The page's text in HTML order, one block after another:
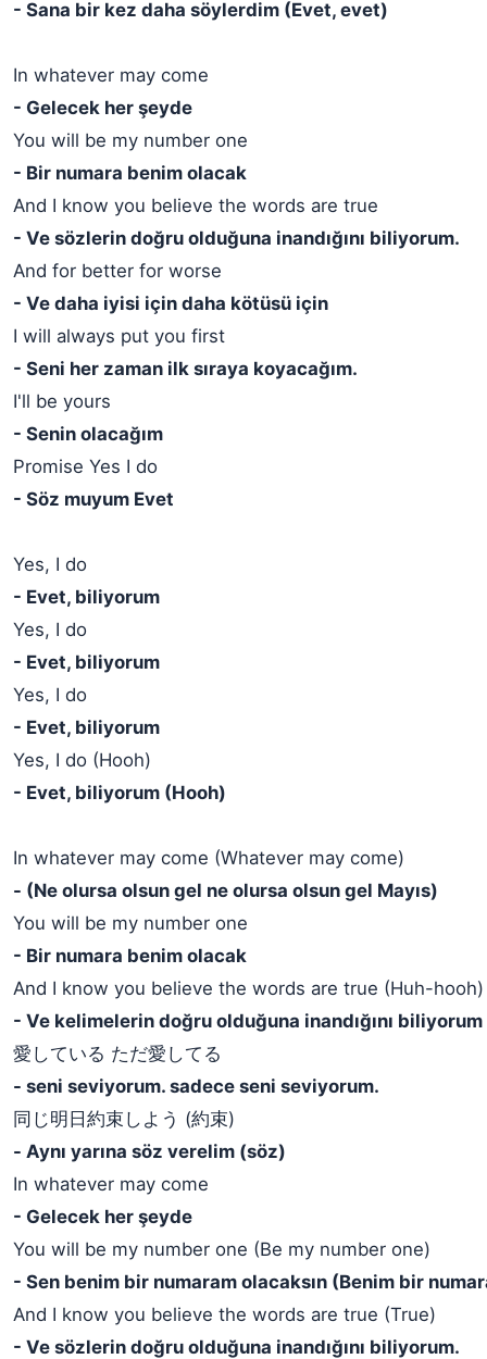
- Sana bir kez daha söylerdim (Evet, evet)
In whatever may come
- Gelecek her şeyde
You will be my number one
- Bir numara benim olacak
And I know you believe the words are true
- Ve sözlerin doğru olduğuna inandığını biliyorum.
And for better for worse
- Ve daha iyisi için daha kötüsü için
I will always put you first
- Seni her zaman ilk sıraya koyacağım.
I'll be yours
- Senin olacağım
Promise Yes I do
- Söz muyum Evet
Yes, I do
- Evet, biliyorum
Yes, I do
- Evet, biliyorum
Yes, I do
- Evet, biliyorum
Yes, I do (Hooh)
- Evet, biliyorum (Hooh)
In whatever may come (Whatever may come)
- (Ne olursa olsun gel ne olursa olsun gel Mayıs)
You will be my number one
- Bir numara benim olacak
And I know you believe the words are true (Huh-hooh)
- Ve kelimelerin doğru olduğuna inandığını
愛している ただ愛してる
- seni seviyorum. sadece seni seviyorum.
同じ明日約束しよう (約束)
- Aynı yarına söz verelim (söz)
In whatever may come
- Gelecek her şeyde
You will be my number one (Be my number one)
- Sen benim bir numaram olacaksın (Benim bir
And I know you believe the words are true (True)
- Ve sözlerin doğru olduğuna inandığını biliyorum.